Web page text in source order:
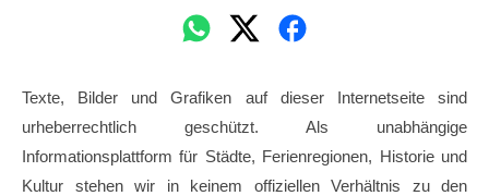
Texte, Bilder und Grafiken auf dieser Internetseite sind
urheberrechtlich geschützt. Als unabhängige
Informationsplattform für Städte, Ferienregionen, Historie und
Kultur stehen wir in keinem offiziellen Verhältnis zu den